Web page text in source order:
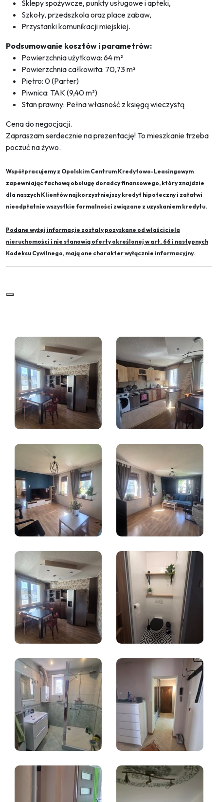
Sklepy spożywcze, punkty usługowe i apteki,
Szkoły, przedszkola oraz place zabaw,
Przystanki komunikacji miejskiej.
Podsumowanie kosztów i parametrów:
Powierzchnia użytkowa: 64 m²
Powierzchnia całkowita: 70,73 m²
Piętro: 0 (Parter)
Piwnica: TAK (9,40 m²)
Stan prawny: Pełna własność z księgą wieczystą
Cena do negocjacji.
Zapraszam serdecznie na prezentację! To mieszkanie trzeba
poczuć na żywo.
Współpracujemy z Opolskim Centrum Kredytowo-Leasingowym
zapewniając fachową obsługę doradcy finansowego, który znajdzie
dla naszych Klientów najkorzystniejszy kredyt hipoteczny i załatwi
nieodpłatnie wszystkie formalności związane z uzyskaniem kredytu.
Podane wyżej informacje zostały pozyskane od właściciela
nieruchomości i nie stanowią oferty określonej w art. 66 i następnych
Kodeksu Cywilnego, mają one charakter wyłącznie informacyjny.